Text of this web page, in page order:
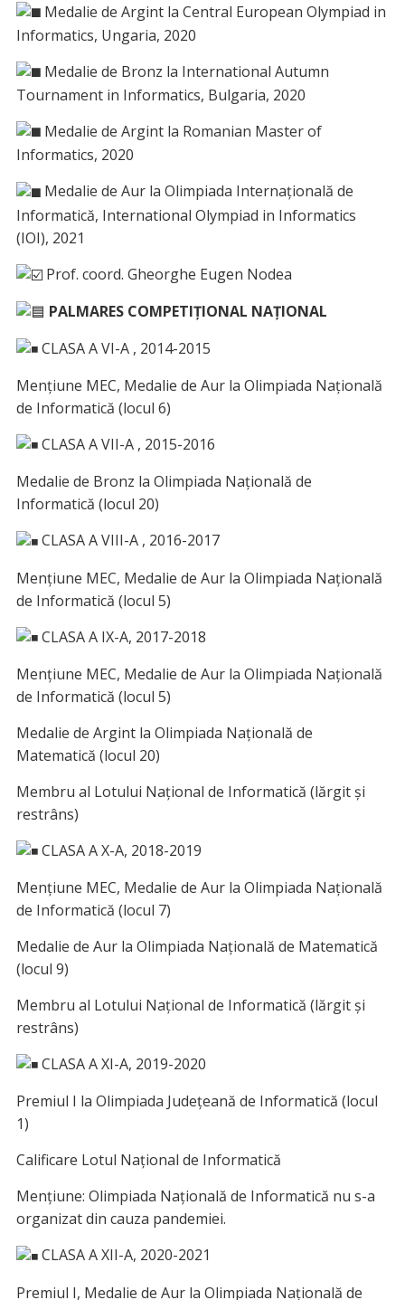
Medalie de Argint la Central European Olympiad in
Informatics, Ungaria, 2020
Medalie de Bronz la International Autumn
Tournament in Informatics, Bulgaria, 2020
Medalie de Argint la Romanian Master of
Informatics, 2020
Medalie de Aur la Olimpiada Internațională de
Informatică, International Olympiad in Informatics
(IOI), 2021
Prof. coord. Gheorghe Eugen Nodea
PALMARES COMPETIȚIONAL NAȚIONAL
CLASA A VI-A , 2014-2015
Mențiune MEC, Medalie de Aur la Olimpiada Națională
de Informatică (locul 6)
CLASA A VII-A , 2015-2016
Medalie de Bronz la Olimpiada Națională de
Informatică (locul 20)
CLASA A VIII-A , 2016-2017
Mențiune MEC, Medalie de Aur la Olimpiada Națională
de Informatică (locul 5)
CLASA A IX-A, 2017-2018
Mențiune MEC, Medalie de Aur la Olimpiada Națională
de Informatică (locul 5)
Medalie de Argint la Olimpiada Națională de
Matematică (locul 20)
Membru al Lotului Național de Informatică (lărgit și
restrâns)
CLASA A X-A, 2018-2019
Mențiune MEC, Medalie de Aur la Olimpiada Națională
de Informatică (locul 7)
Medalie de Aur la Olimpiada Națională de Matematică
(locul 9)
Membru al Lotului Național de Informatică (lărgit și
restrâns)
CLASA A XI-A, 2019-2020
Premiul I la Olimpiada Județeană de Informatică (locul
1)
Calificare Lotul Național de Informatică
Mențiune: Olimpiada Națională de Informatică nu s-a
organizat din cauza pandemiei.
CLASA A XII-A, 2020-2021
Premiul I, Medalie de Aur la Olimpiada Națională de